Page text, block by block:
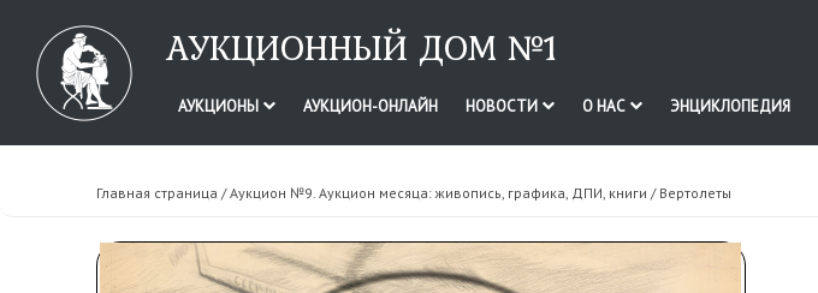
АУКЦИОННЫЙ ДОМ №1
АУКЦИОНЫ АУКЦИОН-ОНЛАЙН НОВОСТИ О НАС ЭНЦИКЛОПЕДИЯ
Главная страница /Аукцион №9. Аукцион месяца: живопись, графика, ДПИ, книги / Вертолеты